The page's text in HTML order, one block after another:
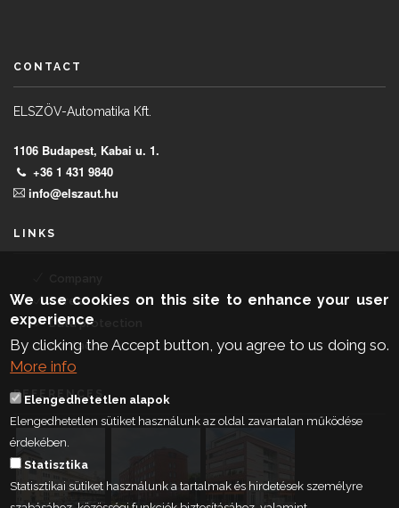
CONTACT
ELSZÖV-Automatika Kft.
1106 Budapest, Kabai u. 1.
+36 1 431 9840
info@elszaut.hu
LINKS
Career
Data protection
Contact
REFERENCES
We use cookies on this site to enhance your user
experience
By clicking the Accept button, you agree to us doing so.
More info
Elengedhetetlen alapok
Elengedhetetlen sütiket használunk az oldal zavartalan működése
érdekében.
Statisztika
Statisztikai sütiket használunk a tartalmak és hirdetések személyre